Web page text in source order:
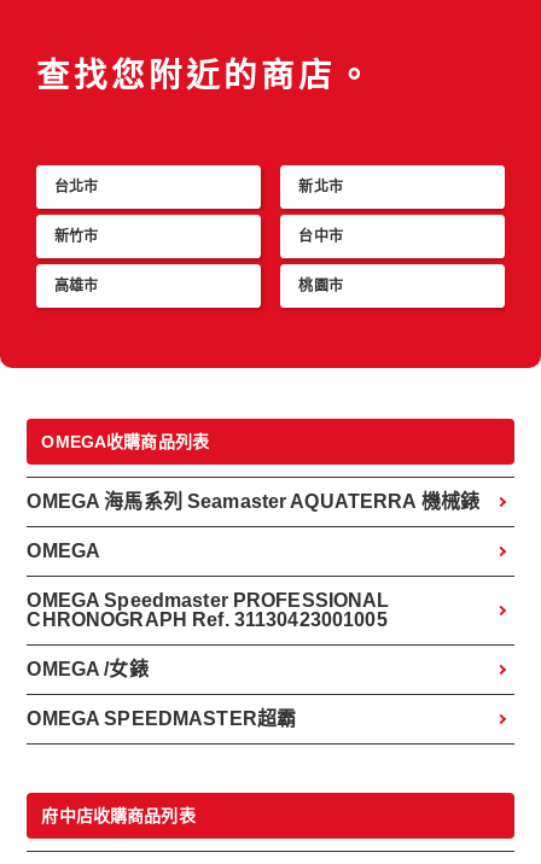
查找您附近的商店。
台北市 新北市
新竹市 台中市
高雄市 桃園市
OMEGA收購商品列表
OMEGA 海馬系列 Seamaster AQUATERRA 機械錶
OMEGA
OMEGA Speedmaster PROFESSIONAL
CHRONOGRAPH Ref. 31130423001005
OMEGA /女錶
OMEGA SPEEDMASTER超霸
府中店收購商品列表